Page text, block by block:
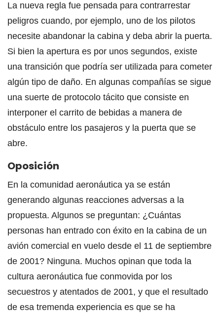
La nueva regla fue pensada para contrarrestar
peligros cuando, por ejemplo, uno de los pilotos
necesite abandonar la cabina y deba abrir la puerta.
Si bien la apertura es por unos segundos, existe
una transición que podría ser utilizada para cometer
algún tipo de daño. En algunas compañías se sigue
una suerte de protocolo tácito que consiste en
interponer el carrito de bebidas a manera de
obstáculo entre los pasajeros y la puerta que se
abre.
Oposición
En la comunidad aeronáutica ya se están
generando algunas reacciones adversas a la
propuesta. Algunos se preguntan: ¿Cuántas
personas han entrado con éxito en la cabina de un
avión comercial en vuelo desde el 11 de septiembre
de 2001? Ninguna. Muchos opinan que toda la
cultura aeronáutica fue conmovida por los
secuestros y atentados de 2001, y que el resultado
de esa tremenda experiencia es que se ha